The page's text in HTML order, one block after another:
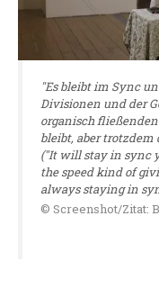
"Es bleibt im Sync
Divisionen und der
organisch
bleibt, aber trotzdem
("It will stay in sync
the speed kind of
always staying in
© Screenshot/Zitat: